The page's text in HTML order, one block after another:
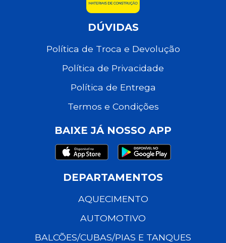
DÚVIDAS
Política de Troca e Devolução
Política de Privacidade
Política de Entrega
Termos e Condições
BAIXE JÁ NOSSO APP
DEPARTAMENTOS
AQUECIMENTO
AUTOMOTIVO
BALCÕES/CUBAS/PIAS E TANQUES